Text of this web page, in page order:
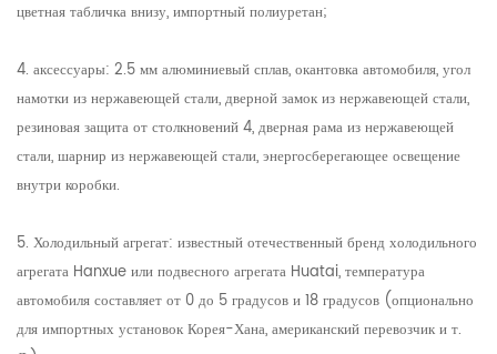
цветная табличка внизу, импортный полиуретан;
4. аксессуары: 2.5 мм алюминиевый сплав, окантовка автомобиля, угол
намотки из нержавеющей стали, дверной замок из нержавеющей стали,
резиновая защита от столкновений 4, дверная рама из нержавеющей
стали, шарнир из нержавеющей стали, энергосберегающее освещение
внутри коробки.
5. Холодильный агрегат: известный отечественный бренд холодильного
агрегата Hanxue или подвесного агрегата Huatai, температура
автомобиля составляет от 0 до 5 градусов и 18 градусов (опционально
для импортных установок Корея-Хана, американский перевозчик и т.